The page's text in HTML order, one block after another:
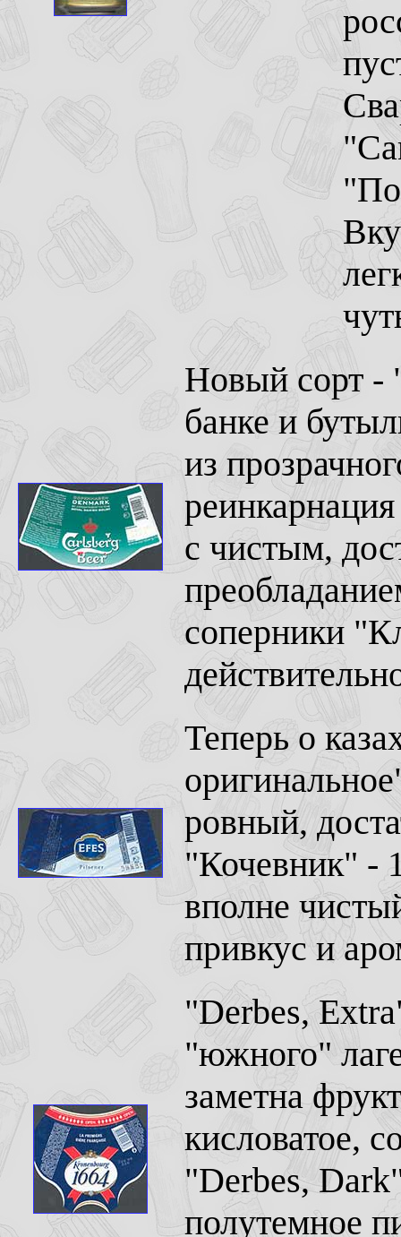
Новый сорт -
банке и
из
с чистым,
соперники
Теперь о
ровный,
"Кочевник" -
вполне
привкус и
"Derbes,
"южного"
заметна
кисловатое,
"Derbes,
полутемное